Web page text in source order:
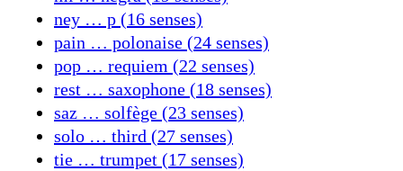
ney … p (16 senses)
pain … polonaise (24 senses)
pop … requiem (22 senses)
rest … saxophone (18 senses)
saz … solfège (23 senses)
solo … third (27 senses)
tie … trumpet (17 senses)